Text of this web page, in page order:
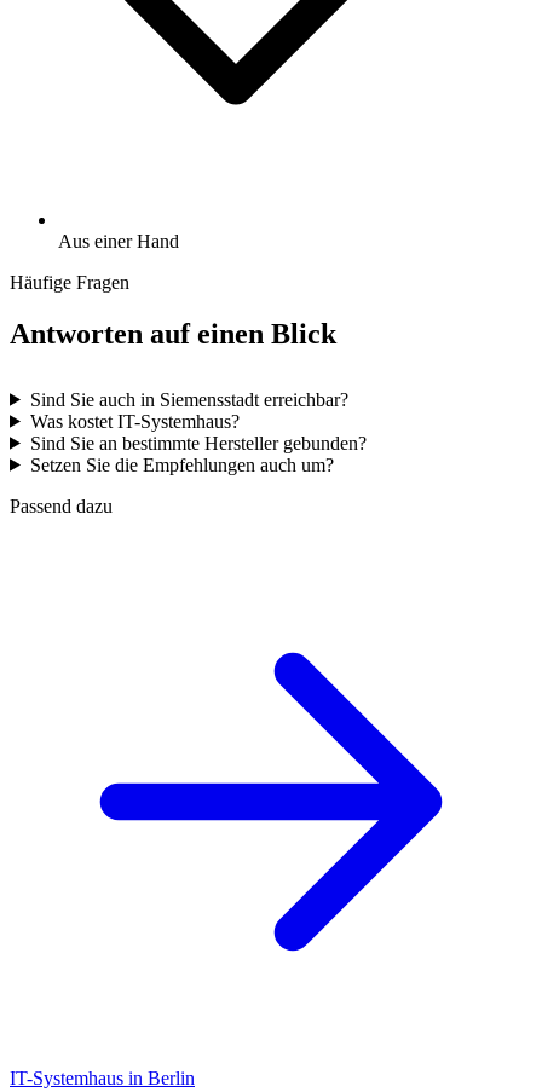
Aus einer Hand
Häufige Fragen
Antworten auf einen Blick
Sind Sie auch in Siemensstadt erreichbar?
Was kostet IT-Systemhaus?
Sind Sie an bestimmte Hersteller gebunden?
Setzen Sie die Empfehlungen auch um?
Passend dazu
IT-Systemhaus in Berlin